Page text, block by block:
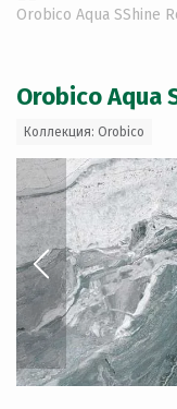
Orobico Aqua SShine
Orobico Aqua
Коллекция: Orobico